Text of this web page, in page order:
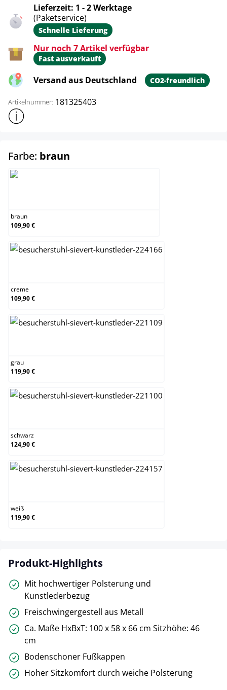
Lieferzeit: 1 - 2 Werktage
(Paketservice)
Schnelle Lieferung
Nur noch 7 Artikel verfügbar
Fast ausverkauft
Versand aus Deutschland CO2-freundlich
Artikelnummer: 181325403
Weitere Produktinformationen anzeigen
Farbe: braun
braun
109,90 €
creme
109,90 €
grau
119,90 €
schwarz
124,90 €
weiß
119,90 €
Produkt-Highlights
Mit hochwertiger Polsterung und
Kunstlederbezug
Freischwingergestell aus Metall
Ca. Maße HxBxT: 100 x 58 x 66 cm Sitzhöhe: 46
cm
Bodenschoner Fußkappen
Hoher Sitzkomfort durch weiche Polsterung